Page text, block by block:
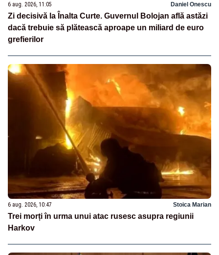
6 aug. 2026, 11:05 Daniel Onescu
Zi decisivă la Înalta Curte. Guvernul Bolojan află astăzi
dacă trebuie să plătească aproape un miliard de euro
grefierilor
6 aug. 2026, 10:47 Stoica Marian
Trei morți în urma unui atac rusesc asupra regiunii
Harkov